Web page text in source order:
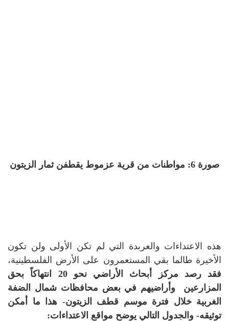
صورة 6: مواطنات من قرية عزموط يقطفن ثمار الزيتون
هذه الاعتداءات والعربدة التي لم تكن الأولى ولن تكون
الأخيرة طالما بقي المستعمرون على الأرض الفلسطينية،
فقد رصد مركز أبحاث الأراضي نحو 20 انتهاكاً بحق
المزارعين وأراضيهم في بعض محافظات شمال الضفة
الغربية خلال فترة موسم قطف الزيتون- هذا ما أمكن
توثيقه- والجدول التالي يوضح مواقع الاعتداءات: